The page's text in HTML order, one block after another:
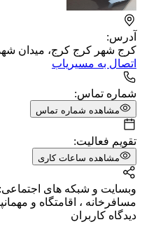
آدرس:
کرج شهر کرج کرج، میدان
اتصال به مسیریاب
شماره تماس:
مشاهده شماره تماس
تقویم فعالیت:
مشاهده ساعات کاری
وبسایت و شبکه های اجتماعی:
مسافرخانه ، اقامتگاه و
دیدگاه کاربران